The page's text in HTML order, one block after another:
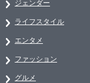
ジェンダー
ライフスタイル
エンタメ
ファッション
グルメ